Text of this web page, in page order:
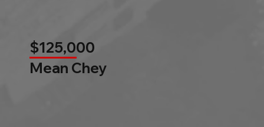
$125,000
Mean Chey